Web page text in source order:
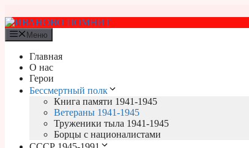
к
содержимому
Меню
Главная
О нас
Герои
Бессмертный полк
Книга памяти 1941-1945
Ветераны 1941-1945
Труженики тыла 1941-1945
Борцы с националистами